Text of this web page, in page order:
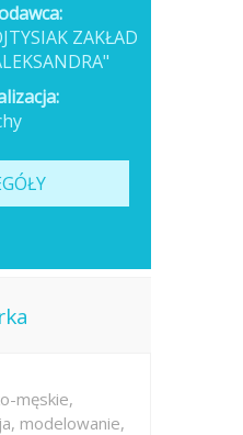
ZAKŁAD
męskie,
modelowanie,